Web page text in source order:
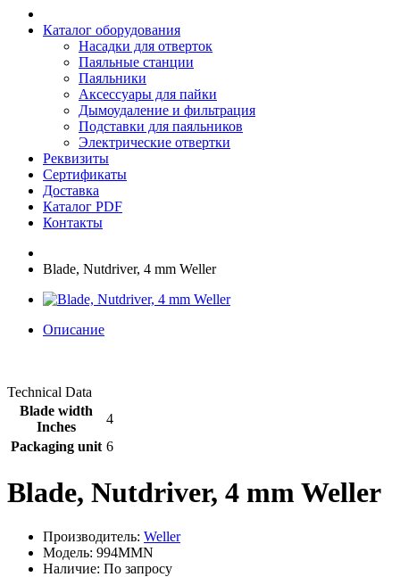
Каталог оборудования
Насадки для отверток
Паяльные станции
Паяльники
Аксессуары для пайки
Дымоудаление и фильтрация
Подставки для паяльников
Электрические отвертки
Реквизиты
Сертификаты
Доставка
Каталог PDF
Контакты
Blade, Nutdriver, 4 mm Weller
Описание
Technical Data
Blade width
Inches
4
Packaging unit 6
Blade, Nutdriver, 4 mm Weller
Производитель: Weller
Модель: 994MMN
Наличие: По запросу